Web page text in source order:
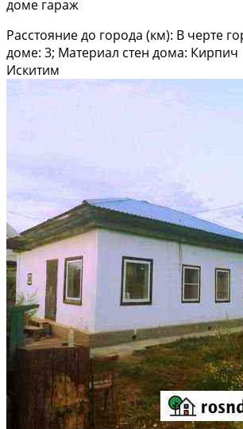
доме гараж
Расстояние до города (км): В черте
доме: 3; Материал стен дома: Кирпич
Искитим